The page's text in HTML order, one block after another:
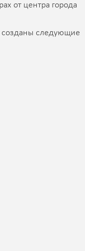
от центра города
созданы следующие